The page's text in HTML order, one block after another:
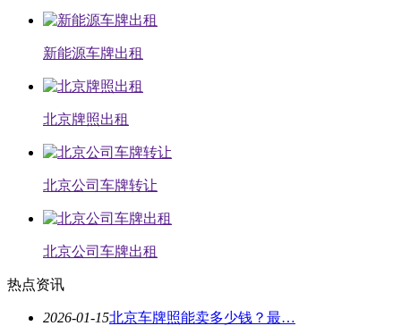
新能源车牌出租
北京牌照出租
北京公司车牌转让
北京公司车牌出租
热点资讯
2026-01-15北京车牌照能卖多少钱？最…